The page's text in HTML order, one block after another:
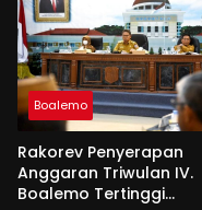
Boalemo
Rakorev Penyerapan
Anggaran Triwulan IV.
Boalemo Tertinggi